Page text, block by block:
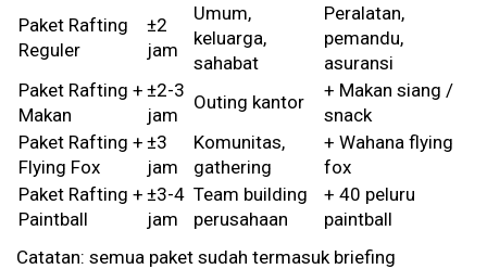
Paket Rafting
Reguler
±2
jam
Umum,
keluarga,
sahabat
Peralatan,
pemandu,
asuransi
Paket Rafting +
Makan
±2-3
jam
Outing kantor
+ Makan siang /
snack
Paket Rafting +
Flying Fox
±3
jam
Komunitas,
gathering
+ Wahana flying
fox
Paket Rafting +
Paintball
±3-4
jam
Team building
perusahaan
+ 40 peluru
paintball
Catatan: semua paket sudah termasuk briefing